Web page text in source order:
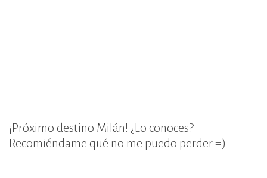
¡Próximo destino Milán! ¿Lo conoces?
Recomiéndame qué no me puedo perder =)